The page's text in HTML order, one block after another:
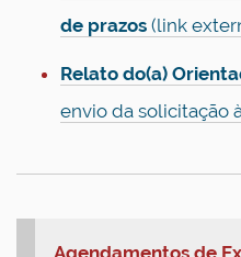
de prazos (link
Relato do(a)
envio da solicitação
Agendamentos de